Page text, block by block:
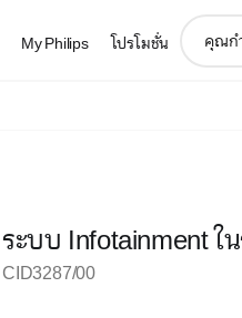
My Philips โปรโมชั่น
search
ระบบ Infotainment ใ
CID3287/00